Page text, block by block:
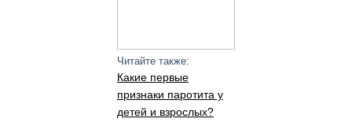
Читайте также:
Какие первые
признаки паротита у
детей и взрослых?